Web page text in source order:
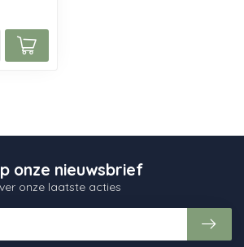
onze nieuwsbrief
onze laatste acties